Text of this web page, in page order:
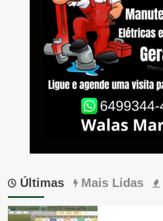
Últimas Mais Lidas